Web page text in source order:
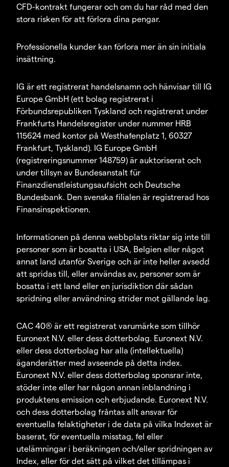
CFD-kontrakt fungerar och om du har råd med den
stora risken för att förlora dina pengar.
Professionella kunder kan förlora mer än sin initiala
insättning.
IG är ett registrerat handelsnamn och hänvisar till IG
Europe GmbH (ett bolag registrerat i
Förbundsrepubliken Tyskland och registrerat under
Frankfurts Handelsregister under nummer HRB
115624 med kontor på Westhafenplatz 1, 60327
Frankfurt, Tyskland). IG Europe GmbH
(registreringsnummer 148759) är auktoriserat och
under tillsyn av Bundesanstalt für
Finanzdienstleistungsaufsicht och Deutsche
Bundesbank. Den svenska filialen är registrerad hos
Finansinspektionen.
Informationen på denna webbplats riktar sig inte till
personer som är bosatta i USA, Belgien eller något
annat land utanför Sverige och är inte heller avsedd
att spridas till, eller användas av, personer som är
bosatta i ett land eller en jurisdiktion där sådan
spridning eller användning strider mot gällande lag.
CAC 40® är ett registrerat varumärke som tillhör
Euronext N.V. eller dess dotterbolag. Euronext N.V.
eller dess dotterbolag har alla (intellektuella)
äganderätter med avseende på detta index.
Euronext N.V. eller dess dotterbolag sponsrar inte,
stöder inte eller har någon annan inblandning i
produktens emission och erbjudande. Euronext N.V.
och dess dotterbolag fråntas allt ansvar för
eventuella felaktigheter i de data på vilka Indexet är
baserat, för eventuella misstag, fel eller
utelämningar i beräkningen och/eller spridningen av
Index, eller för det sätt på vilket det tillämpas i